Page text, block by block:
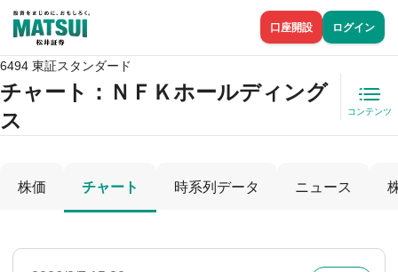
口座開設 ログイン
6494 東証スタンダード
チャート： ＮＦＫホールディング
ス
コンテンツ
株価 チャート 時系列データ ニュース